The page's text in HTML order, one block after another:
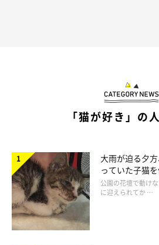
東京を拠点に活動する、フリーランス
シュールでポップなテイストを得意と
ット・PVイラスト、ウェブ広告のイ
広く手がける。
「猫が好き」の
大雨が迫る夕
っていた子猫
と“姉妹”のよ
公園の花壇で動け
に迎えられてか …